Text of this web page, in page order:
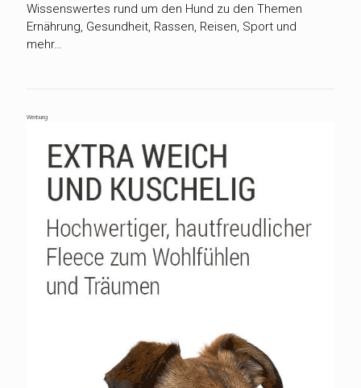
Wissenswertes rund um den Hund zu den Themen
Ernährung, Gesundheit, Rassen, Reisen, Sport und
mehr…
Werbung